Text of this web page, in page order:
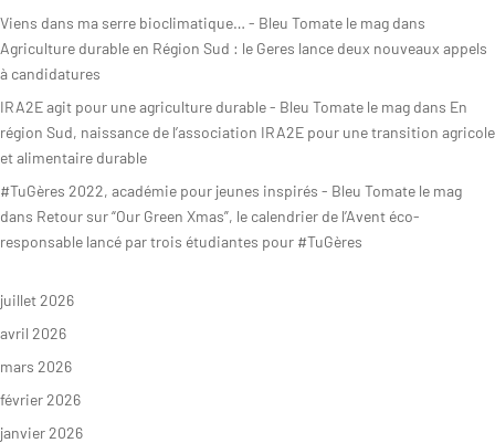
Viens dans ma serre bioclimatique… - Bleu Tomate le mag dans
Agriculture durable en Région Sud : le Geres lance deux nouveaux appels
à candidatures
IRA2E agit pour une agriculture durable - Bleu Tomate le mag dans En
région Sud, naissance de l’association IRA2E pour une transition agricole
et alimentaire durable
#TuGères 2022, académie pour jeunes inspirés - Bleu Tomate le mag
dans Retour sur “Our Green Xmas”, le calendrier de l’Avent éco-
responsable lancé par trois étudiantes pour #TuGères
juillet 2026
avril 2026
mars 2026
février 2026
janvier 2026